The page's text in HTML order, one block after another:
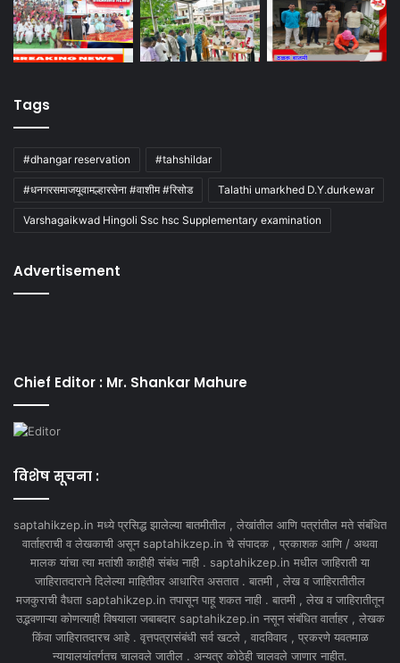
Tags
#dhangar reservation #tahshildar
#धनगरसमाजयूवामल्हारसेना #वाशीम #रिसोड Talathi umarkhed D.Y.durkewar
Varshagaikwad Hingoli Ssc hsc Supplementary examination
Advertisement
Chief Editor : Mr. Shankar Mahure
विशेष सूचना :
saptahikzep.in मध्ये प्रसिद्ध झालेल्या बातमीतील , लेखांतील आणि पत्रांतील मते संबंधित
वार्ताहराची व लेखकाची असून saptahikzep.in चे संपादक , प्रकाशक आणि / अथवा
मालक यांचा त्या मतांशी काहीही संबंध नाही . saptahikzep.in मधील जाहिराती या
जाहिरातदाराने दिलेल्या माहितीवर आधारित असतात . बातमी , लेख व जाहिरातीतील
मजकुराची वैधता saptahikzep.in तपासून पाहू शकत नाही . बातमी , लेख व जाहिरातीतून
उद्भवणाऱ्या कोणत्याही विषयाला जबाबदार saptahikzep.in नसून संबंधित वार्ताहर , लेखक
किंवा जाहिरातदारच आहे . वृत्तपत्रासंबंधी सर्व खटले , वादविवाद , प्रकरणे यवतमाळ
न्यायालयांतर्गतच चालवले जातील . अन्यत्र कोठेही चालवले जाणार नाहीत.